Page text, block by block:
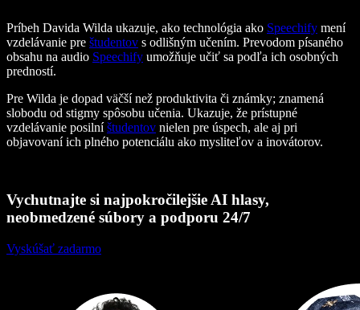
Príbeh Davida Wilda ukazuje, ako technológia ako Speechify mení
vzdelávanie pre študentov s odlišným učením. Prevodom písaného
obsahu na audio Speechify umožňuje učiť sa podľa ich osobných
predností.
Pre Wilda je dopad väčší než produktivita či známky; znamená
slobodu od stigmy spôsobu učenia. Ukazuje, že prístupné
vzdelávanie posilníštudentov nielen pre úspech, ale aj pri
objavovaní ich plného potenciálu ako mysliteľov a inovátorov.
Vychutnajte si najpokročilejšie AI hlasy,
neobmedzené súbory a podporu 24/7
Vyskúšať zadarmo